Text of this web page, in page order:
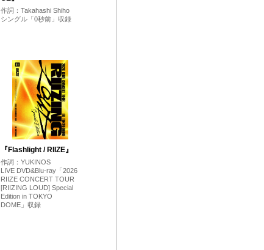
作詞：Takahashi Shiho
シングル「0秒前」収録
『Flashlight / RIIZE』
作詞：YUKINOS
LIVE DVD&Blu-ray「2026
RIIZE CONCERT TOUR
[RIIZING LOUD] Special
Edition in TOKYO
DOME」収録